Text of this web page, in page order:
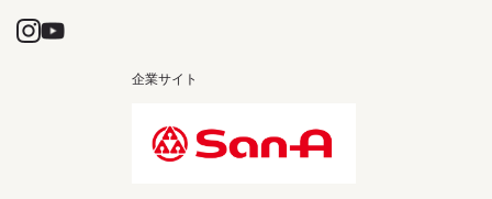
企業サイト